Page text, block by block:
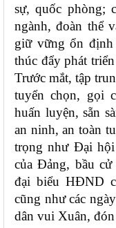
sự, quốc phòng;
ngành, đoàn thể
giữ vững ổn
thúc đẩy phát
Trước mắt, tập
tuyển chọn, gọi
huấn luyện, sẵn
an ninh, an toàn
trọng như Đại
của Đảng, bầu
đại biểu HĐND
cũng như các
dân vui Xuân,